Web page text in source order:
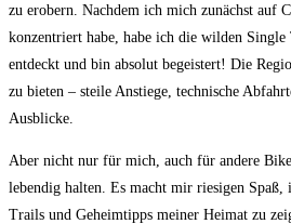
zu erobern. Nachdem ich mich zunächst auf
konzentriert habe, habe ich die wilden
entdeckt und bin absolut begeistert! Die
zu bieten – steile Anstiege, technische
Ausblicke.
Aber nicht nur für mich, auch für andere
lebendig halten. Es macht mir riesigen
Trails und Geheimtipps meiner Heimat zu